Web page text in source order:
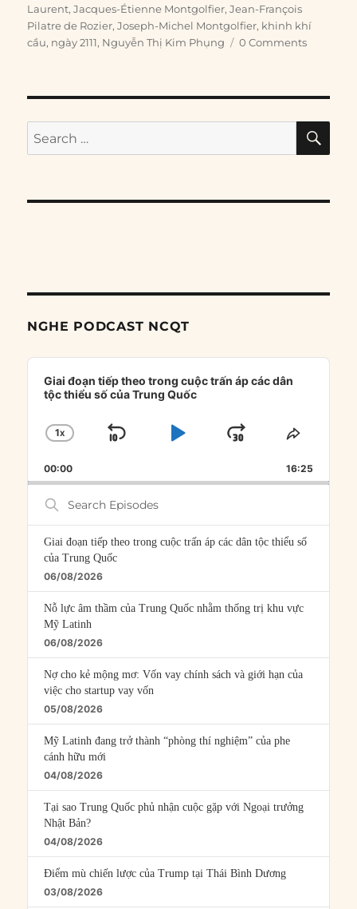
on
Laurent,Jacques-Étienne Montgolfier,Jean-François
Pilatre de Rozier,Joseph-Michel Montgolfier, khinh khí
cầu, ngày 2111, Nguyễn Thị Kim Phụng 0 Comments
Search
for:
NGHE PODCAST NCQT
Audio
Player
Giai đoạn tiếp theo trong cuộc trấn áp các dân
tộc thiểu số của Trung Quốc
CHANGE
RATE
1X
SKIP
PLAYJUMP
FORWARD
SHARE
00:00 16:25
Search
Episodes
Giai đoạn tiếp theo trong cuộc trấn áp các dân tộc thiểu số
của Trung Quốc
06/08/2026
Nỗ lực âm thầm của Trung Quốc nhằm thống trị khu vực
Mỹ Latinh
06/08/2026
Nợ cho kẻ mộng mơ: Vốn vay chính sách và giới hạn của
việc cho startup vay vốn
05/08/2026
Mỹ Latinh đang trở thành “phòng thí nghiệm” của phe
cánh hữu mới
04/08/2026
Tại sao Trung Quốc phủ nhận cuộc gặp với Ngoại trưởng
Nhật Bản?
04/08/2026
Điểm mù chiến lược của Trump tại Thái Bình Dương
03/08/2026